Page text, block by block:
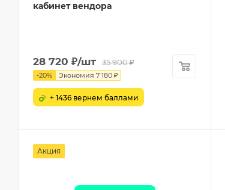
кабинет вендора
28 720 ₽/шт 35 900₽
-20% Экономия 7 180 ₽
+ 1436 вернем баллами
Акция